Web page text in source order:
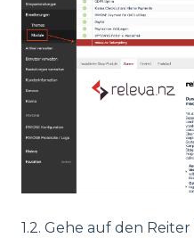
1.2. Gehe auf den Reiter